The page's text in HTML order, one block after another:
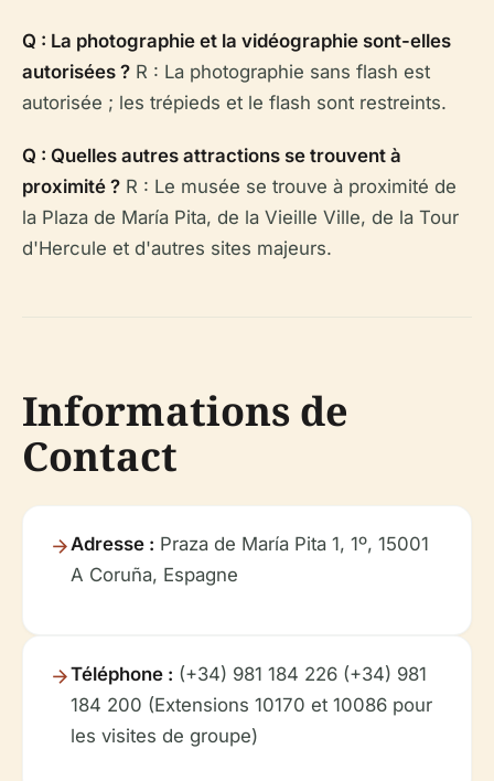
Q : La photographie et la vidéographie sont-elles
autorisées ? R : La photographie sans flash est
autorisée ; les trépieds et le flash sont restreints.
Q : Quelles autres attractions se trouvent à
proximité ? R : Le musée se trouve à proximité de
la Plaza de María Pita, de la Vieille Ville, de la Tour
d'Hercule et d'autres sites majeurs.
Informations de
Contact
Adresse : Praza de María Pita 1, 1º, 15001
A Coruña, Espagne
Téléphone : (+34) 981 184 226 (+34) 981
184 200 (Extensions 10170 et 10086 pour
les visites de groupe)